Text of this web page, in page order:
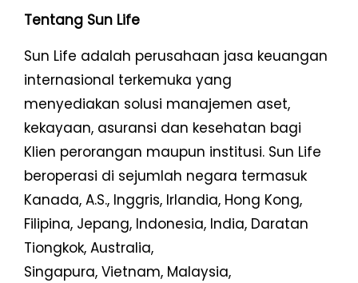
Tentang Sun Life
Sun Life adalah perusahaan jasa keuangan
internasional terkemuka yang
menyediakan solusi manajemen aset,
kekayaan, asuransi dan kesehatan bagi
Klien perorangan maupun institusi. Sun Life
beroperasi di sejumlah negara termasuk
Kanada, A.S., Inggris, Irlandia, Hong Kong,
Filipina, Jepang, Indonesia, India, Daratan
Tiongkok, Australia,
Singapura, Vietnam, Malaysia,